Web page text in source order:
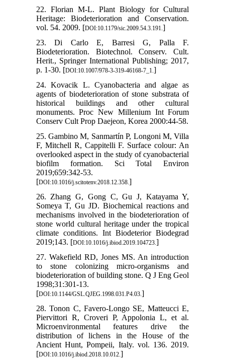
22. Florian M-L. Plant Biology for Cultural
Heritage: Biodeterioration and Conservation.
vol. 54. 2009. [DOI:10.1179/sic.2009.54.3.191.]
23. Di Carlo E, Barresi G, Palla F.
Biodeterioration. Biotechnol. Conserv. Cult.
Herit., Springer International Publishing; 2017,
p. 1-30. [DOI:10.1007/978-3-319-46168-7_1.]
24. Kovacik L. Cyanobacteria and algae as
agents of biodeterioration of stone substrata of
historical buildings and other cultural
monuments. Proc New Millenium Int Forum
Conserv Cult Prop Daejeon, Korea 2000:44-58.
25. Gambino M, Sanmartín P, Longoni M, Villa
F, Mitchell R, Cappitelli F. Surface colour: An
overlooked aspect in the study of cyanobacterial
biofilm formation. Sci Total Environ
2019;659:342-53.
[DOI:10.1016/j.scitotenv.2018.12.358.]
26. Zhang G, Gong C, Gu J, Katayama Y,
Someya T, Gu JD. Biochemical reactions and
mechanisms involved in the biodeterioration of
stone world cultural heritage under the tropical
climate conditions. Int Biodeterior Biodegrad
2019;143. [DOI:10.1016/j.ibiod.2019.104723.]
27. Wakefield RD, Jones MS. An introduction
to stone colonizing micro-organisms and
biodeterioration of building stone. Q J Eng Geol
1998;31:301-13.
[DOI:10.1144/GSL.QJEG.1998.031.P4.03.]
28. Tonon C, Favero-Longo SE, Matteucci E,
Piervittori R, Croveri P, Appolonia L, et al.
Microenvironmental features drive the
distribution of lichens in the House of the
Ancient Hunt, Pompeii, Italy. vol. 136. 2019.
[DOI:10.1016/j.ibiod.2018.10.012.]